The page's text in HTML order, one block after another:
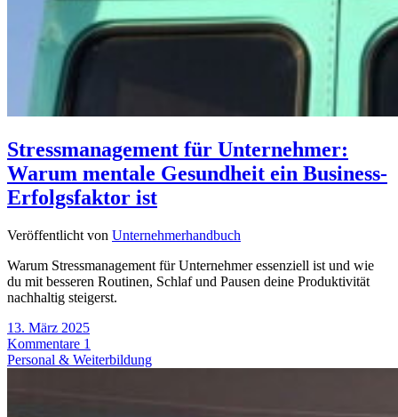
Stressmanagement für Unternehmer:
Warum mentale Gesundheit ein Business-
Erfolgsfaktor ist
Veröffentlicht von Unternehmerhandbuch
Warum Stressmanagement für Unternehmer essenziell ist und wie
du mit besseren Routinen, Schlaf und Pausen deine Produktivität
nachhaltig steigerst.
13. März 2025
Kommentare 1
Personal & Weiterbildung